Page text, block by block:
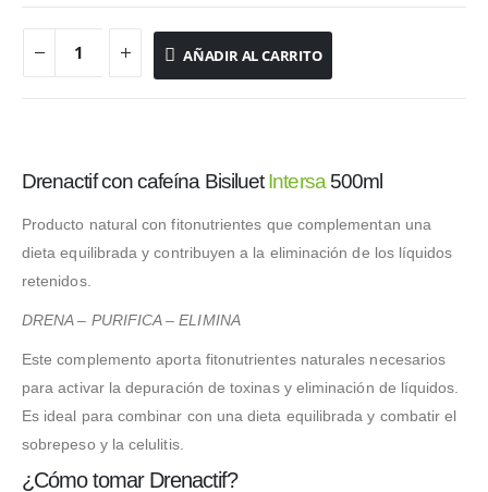
AÑADIR AL CARRITO
Drenactif con cafeína BisiluetIntersa500ml
Producto natural con fitonutrientes que complementan una
dieta equilibrada y contribuyen a la eliminación de los líquidos
retenidos.
DRENA – PURIFICA – ELIMINA
Este complemento aporta fitonutrientes naturales necesarios
para activar la depuración de toxinas y eliminación de líquidos.
Es ideal para combinar con una dieta equilibrada y combatir el
sobrepeso y la celulitis.
¿Cómo tomar Drenactif?